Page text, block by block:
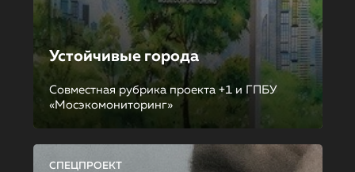
Устойчивые города
Совместная рубрика проекта +1 и ГПБУ
«Мосэкомониторинг»
СПЕЦПРОЕКТ